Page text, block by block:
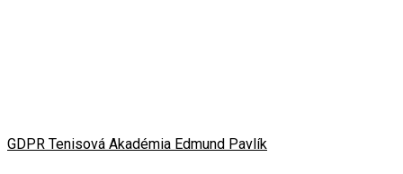
GDPR Tenisová Akadémia Edmund Pavlík